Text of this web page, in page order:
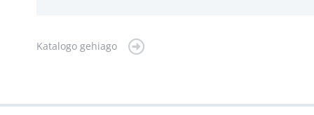
Katalogo gehiago